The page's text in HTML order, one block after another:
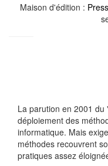
Maison d'édition :
La parution en 2001
déploiement des
informatique. Mais
méthodes recouvrent
pratiques assez